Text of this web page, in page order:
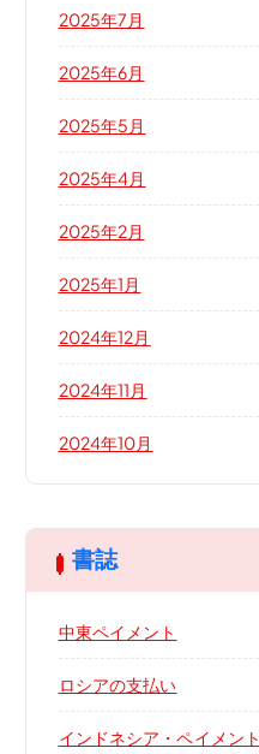
2025年7月
2025年6月
2025年5月
2025年4月
2025年2月
2025年1月
2024年12月
2024年11月
2024年10月
書誌
中東ペイメント
ロシアの支払い
インドネシア・ペイメント